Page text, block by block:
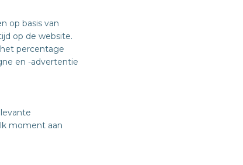
op basis van
op de website.
percentage
en -advertentie
moment aan